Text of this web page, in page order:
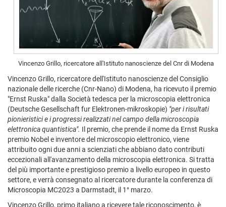
Vincenzo Grillo, ricercatore all'Istituto nanoscienze del Cnr di Modena
Vincenzo Grillo, ricercatore dell'Istituto nanoscienze del Consiglio
nazionale delle ricerche (Cnr-Nano) di Modena, ha ricevuto il premio
"Ernst Ruska" dalla Società tedesca per la microscopia elettronica
(Deutsche Gesellschaft fur Elektronen-mikroskopie) "per i risultati
pionieristici e i progressi realizzati nel campo della microscopia
elettronica quantistica". Il premio, che prende il nome da Ernst Ruska
premio Nobel e inventore del microscopio elettronico, viene
attribuito ogni due anni a scienziati che abbiano dato contributi
eccezionali all'avanzamento della microscopia elettronica. Si tratta
del più importante e prestigioso premio a livello europeo in questo
settore, e verrà consegnato al ricercatore durante la conferenza di
Microscopia MC2023 a Darmstadt, il 1° marzo.
Vincenzo Grillo, primo italiano a ricevere tale riconoscimento, è